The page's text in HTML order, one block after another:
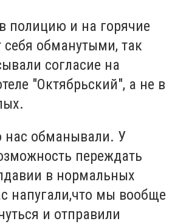
полицию и на горячие
обманутыми, так
согласие на
"Октябрьский", а не в
нас обманывали. У
переждать
в нормальных
напугали,что мы вообще
и отправили